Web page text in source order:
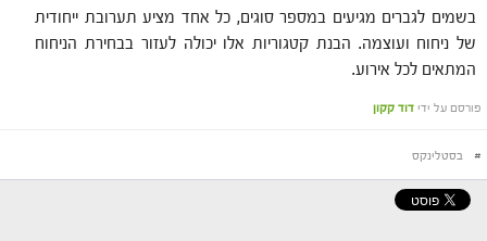
בשמים לגברים מגיעים במספר סוגים, כל אחד מציע תערובת ייחודית
של ניחוח ועוצמה. הבנת קטגוריות אלו יכולה לעזור בבחירת הניחוח
המתאים לכל אירוע.
פורסם על ידי דוד קקון
# בסטלינקס